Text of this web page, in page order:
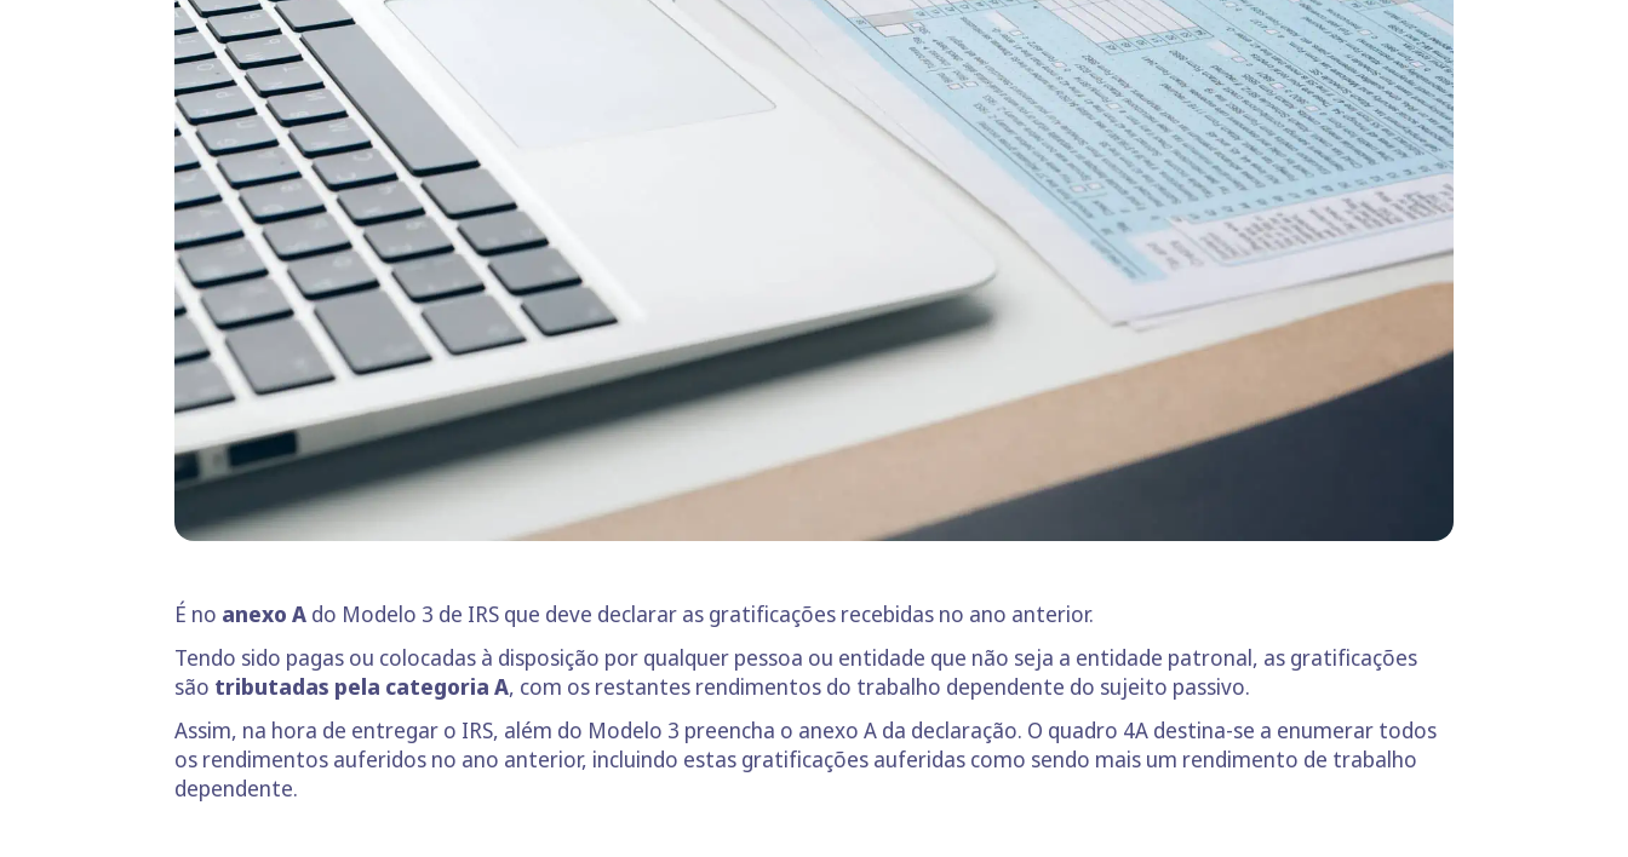
É no anexo A do Modelo 3 de IRS que deve declarar as gratificações recebidas no ano anterior.
Tendo sido pagas ou colocadas à disposição por qualquer pessoa ou entidade que não seja a entidade patronal, as gratificações
são tributadas pela categoria A, com os restantes rendimentos do trabalho dependente do sujeito passivo.
Assim, na hora de entregar o IRS, além do Modelo 3 preencha o anexo A da declaração. O quadro 4A destina-se a enumerar todos
os rendimentos auferidos no ano anterior, incluindo estas gratificações auferidas como sendo mais um rendimento de trabalho
dependente.